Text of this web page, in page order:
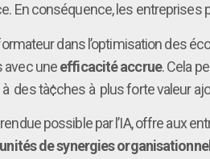
En conséquence, les entreprises
dans l’optimisation des
avec uneefficacité accrue. Cela
des tà¢ches à plus forte valeur
possible par l’IA, offre aux
de synergies